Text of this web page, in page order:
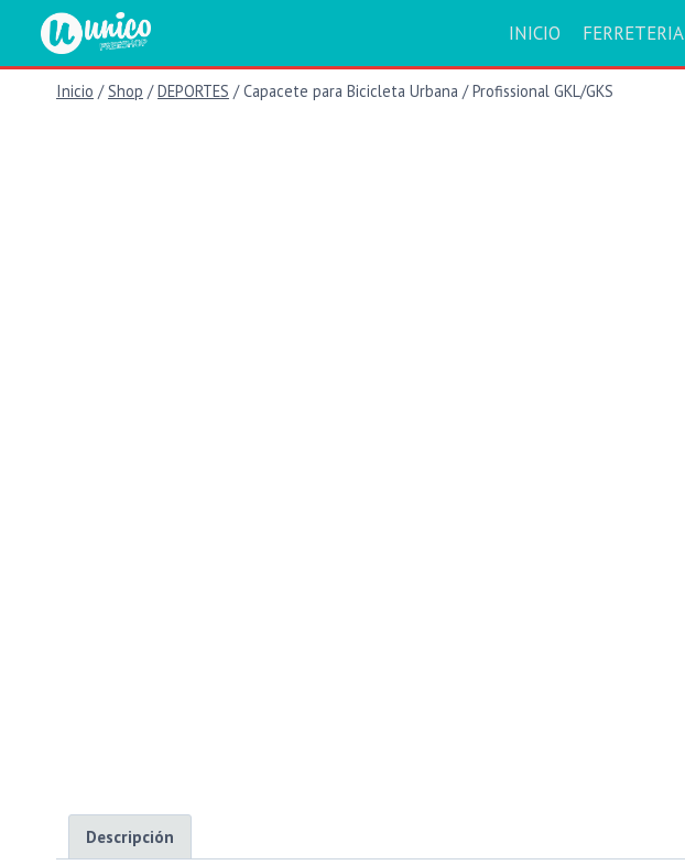
contenido
INICIO FERRETERIA
Inicio / Shop / DEPORTES / Capacete para Bicicleta Urbana / Profissional GKL/GKS
Descripción